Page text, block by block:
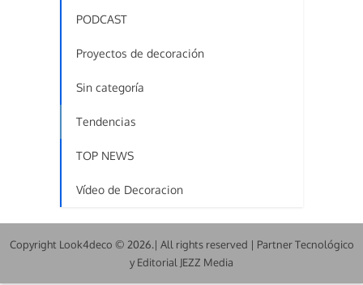
PODCAST
Proyectos de decoración
Sin categoría
Tendencias
TOP NEWS
Vídeo de Decoracion
Copyright Look4deco © 2026.| All rights reserved | Partner Tecnológico
y Editorial JEZZ Media